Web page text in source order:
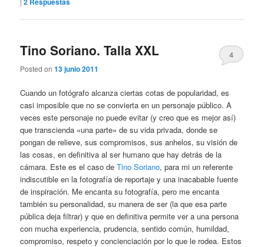
Tino Soriano. Talla XXL
Posted on13 junio 2011
4
Cuando un fotógrafo alcanza ciertas cotas de popularidad, es
casi imposible que no se convierta en un personaje público. A
veces este personaje no puede evitar (y creo que es mejor así)
que transcienda «una parte» de su vida privada, donde se
pongan de relieve, sus compromisos, sus anhelos, su visión de
las cosas, en definitiva al ser humano que hay detrás de la
cámara. Este es el caso deTino Soriano, para mi un referente
indiscutible en la fotografía de reportaje y una inacabable fuente
de inspiración. Me encanta su fotografía, pero me encanta
también su personalidad, su manera de ser (la que esa parte
pública deja filtrar) y que en definitiva permite ver a una persona
con mucha experiencia, prudencia, sentido común, humildad,
compromiso, respeto y concienciación por lo que le rodea. Estos